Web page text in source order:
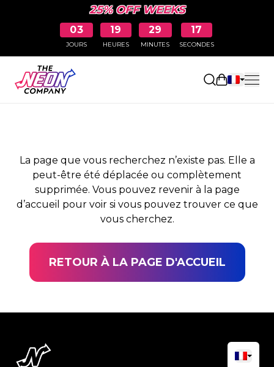
25% OFF WEEKS
03
JOURS
19
HEURES
29
MINUTES
17
SECONDES
Ouvrir le
PAGE NON TROUVÉE
La page que vous recherchez n’existe pas. Elle a
peut-être été déplacée ou complètement
supprimée. Vous pouvez revenir à la page
d’accueil pour voir si vous pouvez trouver ce que
vous cherchez.
RETOUR À LA PAGE D'ACCUEIL